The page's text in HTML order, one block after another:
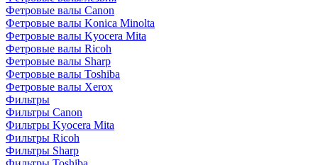
Фетровые валы Canon
Фетровые валы Konica Minolta
Фетровые валы Kyocera Mita
Фетровые валы Ricoh
Фетровые валы Sharp
Фетровые валы Toshiba
Фетровые валы Xerox
Фильтры
Фильтры Canon
Фильтры Kyocera Mita
Фильтры Ricoh
Фильтры Sharp